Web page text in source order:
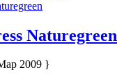
Naturegreen
2009 }